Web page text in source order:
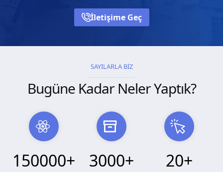
İletişime Geç
SAYILARLA BİZ
Bugüne Kadar Neler Yaptık?
150000+ 3000+ 20+